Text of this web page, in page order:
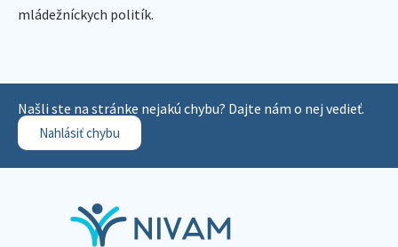
mládežníckych politík.
Našli ste na stránke nejakú chybu? Dajte nám o nej vedieť.
Nahlásiť chybu